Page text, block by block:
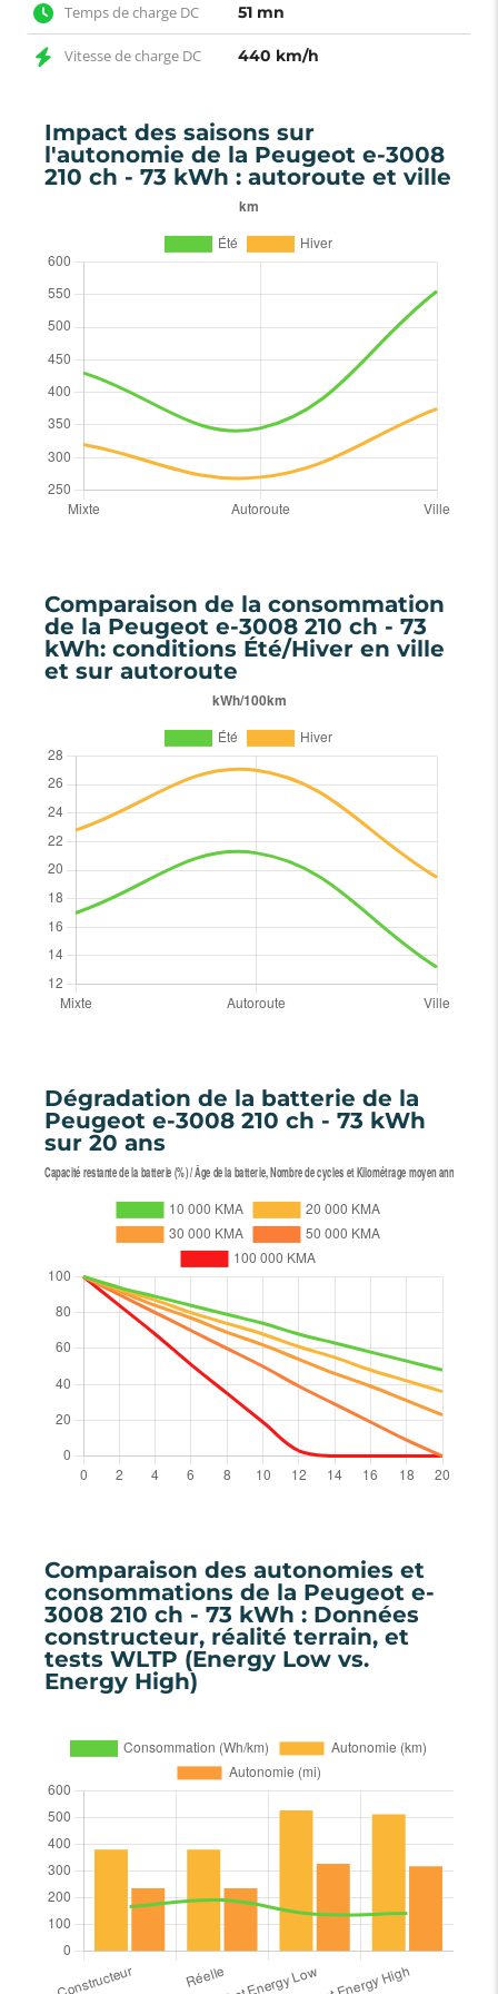
Temps de charge DC 51 mn
Vitesse de charge DC 440 km/h
Impact des saisons sur
l'autonomie de la Peugeot e-3008
210 ch - 73 kWh : autoroute et ville
Comparaison de la consommation
de la Peugeot e-3008 210 ch - 73
kWh: conditions Été/Hiver en ville
et sur autoroute
Dégradation de la batterie de la
Peugeot e-3008 210 ch - 73 kWh
sur 20 ans
Comparaison des autonomies et
consommations de la Peugeot e-
3008 210 ch - 73 kWh : Données
constructeur, réalité terrain, et
tests WLTP (Energy Low vs.
Energy High)